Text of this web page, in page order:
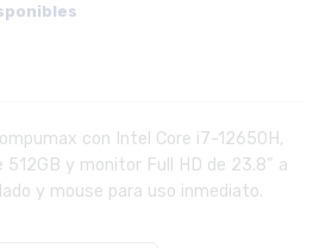
con Intel Core i7-12650H,
512GB y monitor Full HD de 23.8” a
y mouse para uso inmediato.